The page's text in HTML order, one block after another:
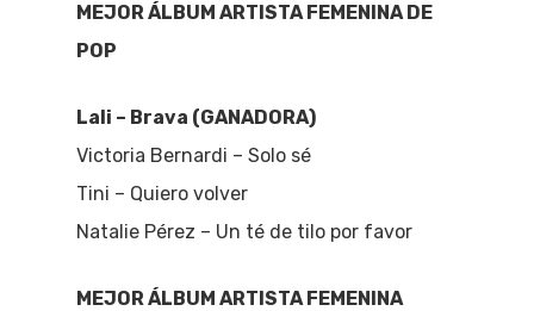
MEJOR ÁLBUM ARTISTA FEMENINA DE
POP
Lali – Brava (GANADORA)
Victoria Bernardi – Solo sé
Tini – Quiero volver
Natalie Pérez – Un té de tilo por favor
MEJOR ÁLBUM ARTISTA FEMENINA